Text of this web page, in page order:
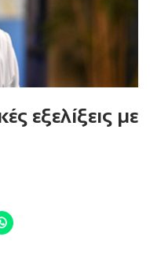
εξελίξεις με